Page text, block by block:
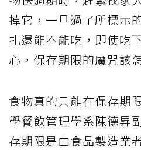
掉它，一旦過了所標示
扎還能不能吃，即使吃
心，保存期限的魔咒該
食物真的只能在保存期
學餐飲管理學系陳德昇
存期限是由食品製造業